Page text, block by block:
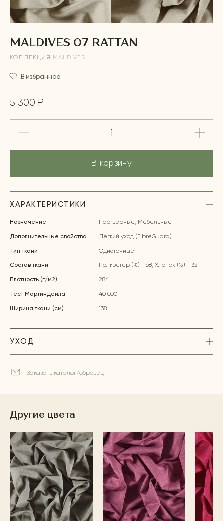
MALDIVES 07 RATTAN
КОЛЛЕКЦИЯ MALDIVES
В избранное
5 300 ₽
В корзину
ХАРАКТЕРИСТИКИ
Назначение Портьерные, Мебельные
Дополнительные свойства Легкий уход (FibreGuard)
Тип ткани Однотонные
Состав ткани Полиэстер (%) - 68, Хлопок (%) - 32
Плотность (г/м2) 284
Тест Мартиндейла 40 000
Ширина ткани (см) 138
УХОД
Заказать каталог/образец
Другие цвета